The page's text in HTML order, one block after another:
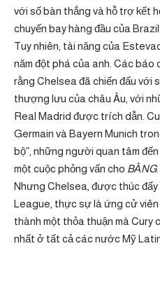
với số bàn thắng và hỗ trợ kết
chuyến bay hàng đầu của
Tuy nhiên, tài năng của
năm đột phá của anh. Các báo
rằng Chelsea đã chiến đấu với
thượng lưu của châu Âu, với
Real Madrid được trích dẫn.
Germain và Bayern Munich
bộ”, những người quan tâm
một cuộc phỏng vấn cho BẰNG.
Nhưng Chelsea, được thúc
League, thực sự là ứng cử viên
thành một thỏa thuận mà Cury
nhất ở tất cả các nước Mỹ